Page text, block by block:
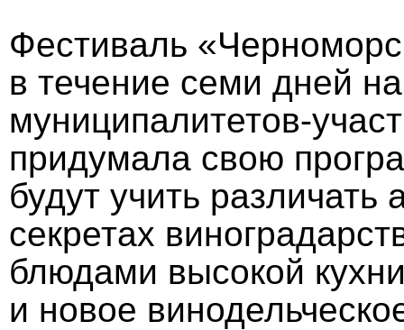
Фестиваль
в течение семи дней
муниципалитетов-
придумала свою
будут учить
секретах
блюдами высокой
и новое